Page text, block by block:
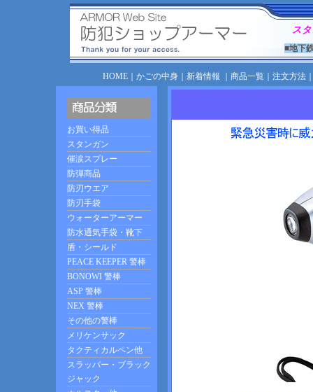
ス
■地下
HOME｜ かごの中身｜ 新着情報 商品一覧｜ 注文方法